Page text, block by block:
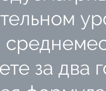
за два